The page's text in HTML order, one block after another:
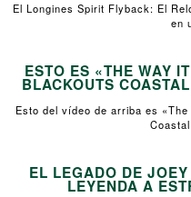
El Longines Spirit Flyback: El
en
ESTO ES «THE WAY
BLACKOUTS
Esto del vídeo de arriba es
EL LEGADO DE
LEYENDA A